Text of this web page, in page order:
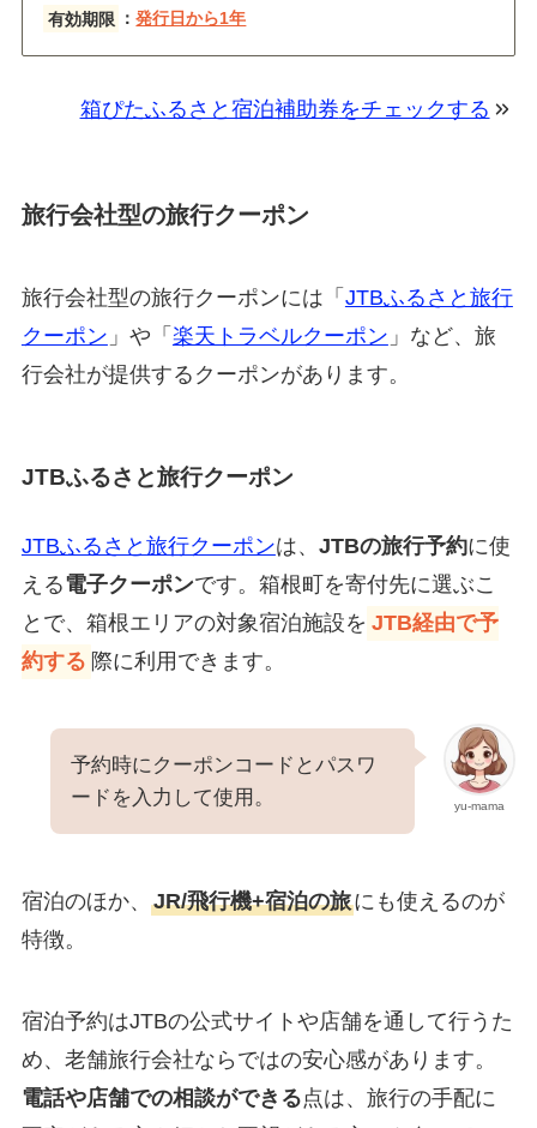
有効期限
：発行日から1年
箱ぴたふるさと宿泊補助券をチェックする
旅行会社型の旅行クーポン
旅行会社型の旅行クーポンには「 JTBふるさと旅行
クーポン 」や「 楽天トラベルクーポン 」など、旅
行会社が提供するクーポンがあります。
JTBふるさと旅行クーポン
JTBふるさと旅行クーポンは、 JTBの旅行予約に使
える電子クーポンです。箱根町を寄付先に選ぶこ
とで、箱根エリアの対象宿泊施設を JTB経由で予
約する 際に利用できます。
yu-mama
予約時にクーポンコードとパスワ
ードを入力して使用。
宿泊のほか、 JR/飛行機+宿泊の旅にも使えるのが
特徴。
宿泊予約はJTBの公式サイトや店舗を通して行うた
め、老舗旅行会社ならではの安心感があります。
電話や店舗での相談ができる点は、旅行の手配に